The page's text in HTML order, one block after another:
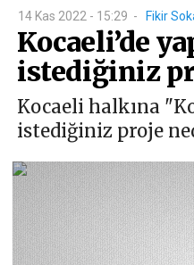
14 Kas 2022 - 15:29 - Fikir
Kocaeli’de
istediğiniz
Kocaeli halkına
istediğiniz proje